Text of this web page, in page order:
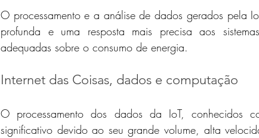
O processamento e a análise de dados gerados pela
profunda e uma resposta mais precisa aos
adequadas sobre o consumo de energia.
Internet das Coisas, dados e computação
O processamento dos dados da IoT, conhecidos
significativo devido ao seu grande volume, alta